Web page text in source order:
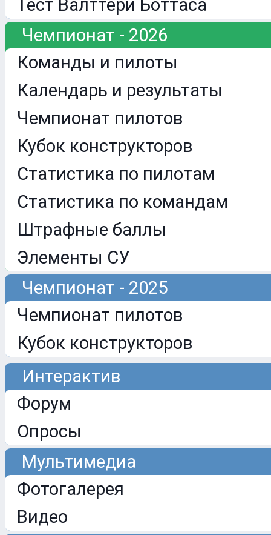
Тест Валттери Боттаса
Чемпионат - 2026
Команды и пилоты
Календарь и результаты
Чемпионат пилотов
Кубок конструкторов
Статистика по пилотам
Статистика по командам
Штрафные баллы
Элементы СУ
Чемпионат - 2025
Чемпионат пилотов
Кубок конструкторов
Интерактив
Форум
Опросы
Мультимедиа
Фотогалерея
Видео